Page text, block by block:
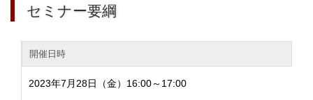
セミナー要綱
開催日時
2023年7月28日（金）16:00～17:00